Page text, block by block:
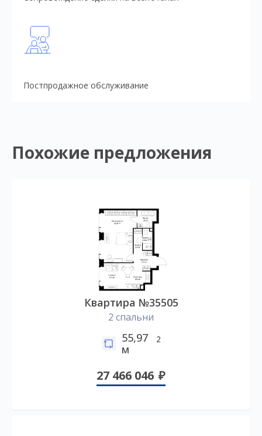
Постпродажное обслуживание
Похожие предложения
Квартира №35505
2 спальни
55,97
м
2
27 466 046